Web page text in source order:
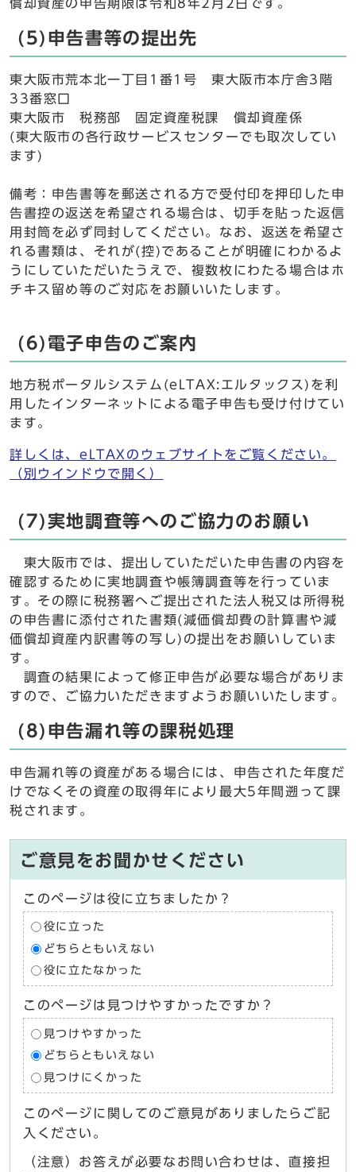
償却資産の申告期限は令和8年2月2日です。
(5)申告書等の提出先
東大阪市荒本北一丁目1番1号 東大阪市本庁舎3階
33番窓口
東大阪市 税務部 固定資産税課 償却資産係
(東大阪市の各行政サービスセンターでも取次してい
ます)
備考：申告書等を郵送される方で受付印を押印した申
告書控の返送を希望される場合は、切手を貼った返信
用封筒を必ず同封してください。なお、返送を希望さ
れる書類は、それが(控)であることが明確にわかるよ
うにしていただいたうえで、複数枚にわたる場合はホ
チキス留め等のご対応をお願いいたします。
(6)電子申告のご案内
地方税ポータルシステム(eLTAX:エルタックス)を利
用したインターネットによる電子申告も受け付けてい
ます。
詳しくは、eLTAXのウェブサイトをご覧ください。
（別ウインドウで開く）
(7)実地調査等へのご協力のお願い
東大阪市では、提出していただいた申告書の内容を
確認するために実地調査や帳簿調査等を行っていま
す。その際に税務署へご提出された法人税又は所得税
の申告書に添付された書類(減価償却費の計算書や減
価償却資産内訳書等の写し)の提出をお願いしていま
す。
調査の結果によって修正申告が必要な場合がありま
すので、ご協力いただきますようお願いいたします。
(8)申告漏れ等の課税処理
申告漏れ等の資産がある場合には、申告された年度だ
けでなくその資産の取得年により最大5年間遡って課
税されます。
ご意見をお聞かせください
このページは役に立ちましたか？
役に立った
どちらともいえない
役に立たなかった
このページは見つけやすかったですか？
見つけやすかった
どちらともいえない
見つけにくかった
このページに関してのご意見がありましたらご記
入ください。
（注意）お答えが必要なお問い合わせは、直接担